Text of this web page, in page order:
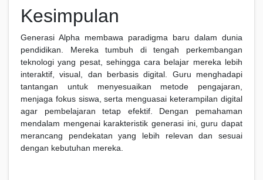
Kesimpulan
Generasi Alpha membawa paradigma baru dalam dunia
pendidikan. Mereka tumbuh di tengah perkembangan
teknologi yang pesat, sehingga cara belajar mereka lebih
interaktif, visual, dan berbasis digital. Guru menghadapi
tantangan untuk menyesuaikan metode pengajaran,
menjaga fokus siswa, serta menguasai keterampilan digital
agar pembelajaran tetap efektif. Dengan pemahaman
mendalam mengenai karakteristik generasi ini, guru dapat
merancang pendekatan yang lebih relevan dan sesuai
dengan kebutuhan mereka.